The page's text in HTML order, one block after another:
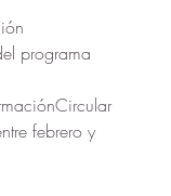
programa
febrero y